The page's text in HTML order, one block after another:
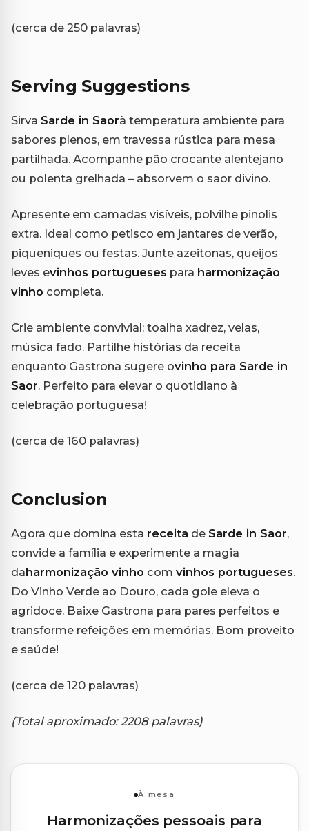
(cerca de 250 palavras)
Serving Suggestions
Sirva Sarde in Saorà temperatura ambiente para
sabores plenos, em travessa rústica para mesa
partilhada. Acompanhe pão crocante alentejano
ou polenta grelhada – absorvem o saor divino.
Apresente em camadas visíveis, polvilhe pinolis
extra. Ideal como petisco em jantares de verão,
piqueniques ou festas. Junte azeitonas, queijos
leves evinhos portugueses para harmonização
vinho completa.
Crie ambiente convivial: toalha xadrez, velas,
música fado. Partilhe histórias da receita
enquanto Gastrona sugere ovinho para Sarde in
Saor. Perfeito para elevar o quotidiano à
celebração portuguesa!
(cerca de 160 palavras)
Conclusion
Agora que domina esta receita de Sarde in Saor,
convide a família e experimente a magia
daharmonização vinho com vinhos portugueses.
Do Vinho Verde ao Douro, cada gole eleva o
agridoce. Baixe Gastrona para pares perfeitos e
transforme refeições em memórias. Bom proveito
e saúde!
(cerca de 120 palavras)
(Total aproximado: 2208 palavras)
À mesa
Harmonizações pessoais para